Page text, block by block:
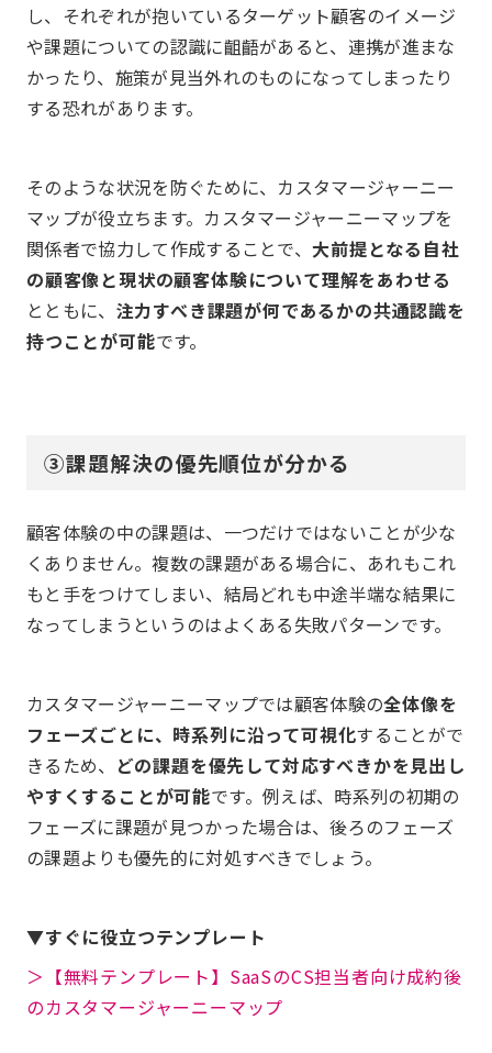
し、それぞれが抱いているターゲット顧客のイメージ
や課題についての認識に齟齬があると、連携が進まな
かったり、施策が見当外れのものになってしまったり
する恐れがあります。
そのような状況を防ぐために、カスタマージャーニー
マップが役立ちます。カスタマージャーニーマップを
関係者で協力して作成することで、 大前提となる自社
の顧客像と現状の顧客体験について理解をあわせる
とともに、 注力すべき課題が何であるかの共通認識を
持つことが可能です。
③課題解決の優先順位が分かる
顧客体験の中の課題は、一つだけではないことが少な
くありません。複数の課題がある場合に、あれもこれ
もと手をつけてしまい、結局どれも中途半端な結果に
なってしまうというのはよくある失敗パターンです。
カスタマージャーニーマップでは顧客体験の全体像を
フェーズごとに、時系列に沿って可視化することがで
きるため、 どの課題を優先して対応すべきかを見出し
やすくすることが可能です。例えば、時系列の初期の
フェーズに課題が見つかった場合は、後ろのフェーズ
の課題よりも優先的に対処すべきでしょう。
▼すぐに役立つテンプレート
＞【無料テンプレート】SaaSのCS担当者向け成約後
のカスタマージャーニーマップ